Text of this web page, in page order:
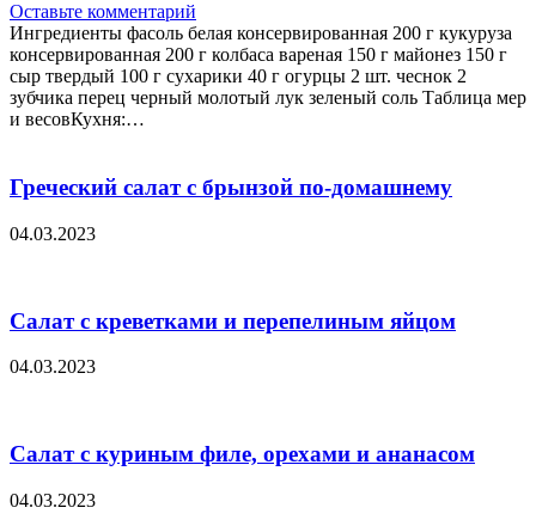
Оставьте комментарий
Ингредиенты фасоль белая консервированная 200 г кукуруза
консервированная 200 г колбаса вареная 150 г майонез 150 г
сыр твердый 100 г сухарики 40 г огурцы 2 шт. чеснок 2
зубчика перец черный молотый лук зеленый соль Таблица мер
и весовКухня:…
Греческий салат с брынзой по-домашнему
04.03.2023
Салат с креветками и перепелиным яйцом
04.03.2023
Салат с куриным филе, орехами и ананасом
04.03.2023